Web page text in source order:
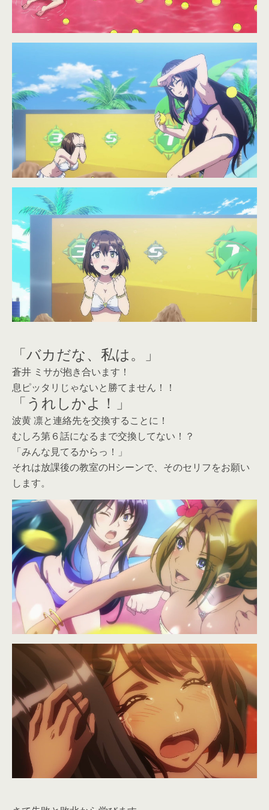
「バカだな、私は。」
蒼井 ミサが抱き合います！
息ピッタリじゃないと勝てません！！
「うれしかよ！」
波黄 凛と連絡先を交換することに！
むしろ第６話になるまで交換してない！？
「みんな見てるからっ！」
それは放課後の教室のHシーンで、そのセリフをお願い
します。